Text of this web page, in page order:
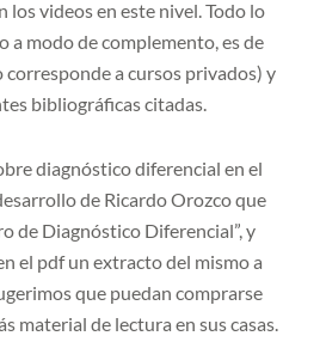
los videos en este nivel. Todo lo
a modo de complemento, es de
a cursos privados) y
bibliográficas citadas.
diagnóstico diferencial en el
de Ricardo Orozco que
de Diagnóstico Diferencial”, y
el pdf un extracto del mismo a
que puedan comprarse
material de lectura en sus casas.